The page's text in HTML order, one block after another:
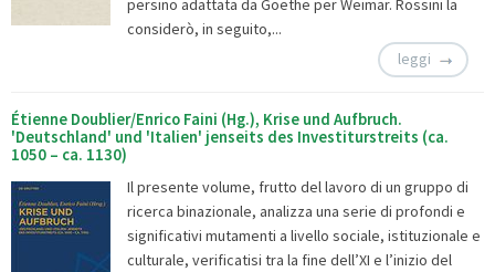
persino adattata da Goethe per Weimar. Rossini la
considerò, in seguito,...
leggi
Étienne Doublier/Enrico Faini (Hg.), Krise und Aufbruch.
'Deutschland' und 'Italien' jenseits des Investiturstreits (ca.
1050 – ca. 1130)
Il presente volume, frutto del lavoro di un gruppo di
ricerca binazionale, analizza una serie di profondi e
significativi mutamenti a livello sociale, istituzionale e
culturale, verificatisi tra la fine dell’XI e l’inizio del